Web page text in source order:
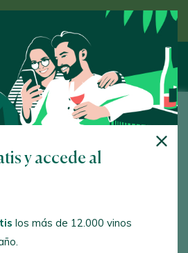
de la mano de un experto
Chantada. 27515 - Lugo
y accede al
los más de 12.000 vinos